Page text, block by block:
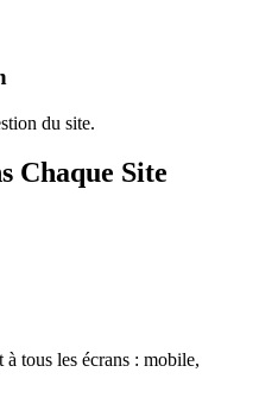
du site.
Chaque Site
à tous les écrans : mobile,